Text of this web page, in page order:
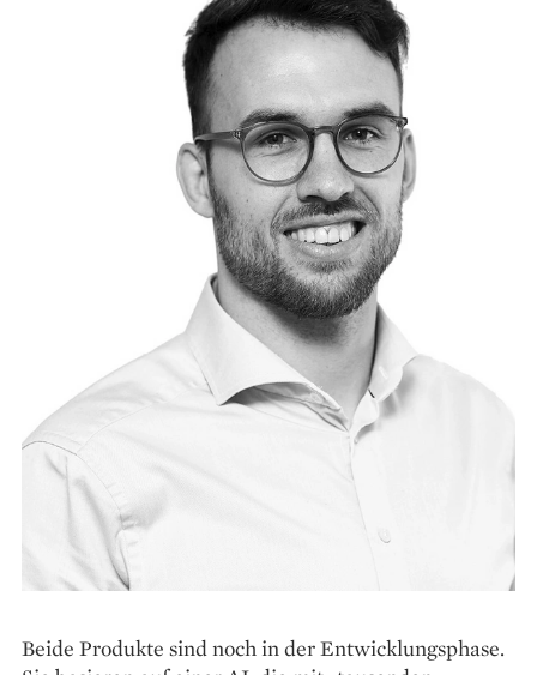
Beide Produkte sind noch in der Entwicklungsphase.